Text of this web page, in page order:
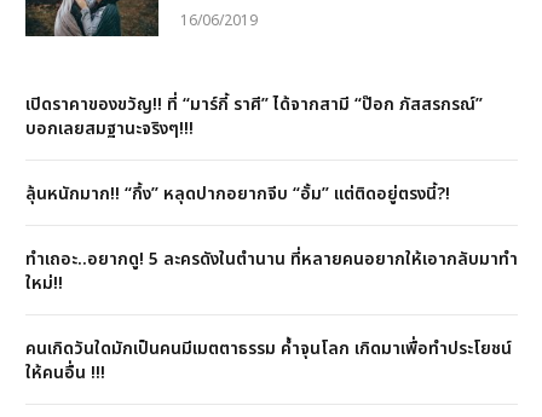
16/06/2019
เปิดราคาของขวัญ!! ที่ “มาร์กี้ ราศี” ได้จากสามี “ป๊อก ภัสสรกรณ์”
บอกเลยสมฐานะจริงๆ!!!
ลุ้นหนักมาก!! “กึ้ง” หลุดปากอยากจีบ “อั้ม” แต่ติดอยู่ตรงนี้?!
ทำเถอะ..อยากดู! 5 ละครดังในตำนาน ที่หลายคนอยากให้เอากลับมาทำ
ใหม่!!
คนเกิดวันใดมักเป็นคนมีเมตตาธรรม ค้ำจุนโลก เกิดมาเพื่อทำประโยชน์
ให้คนอื่น !!!